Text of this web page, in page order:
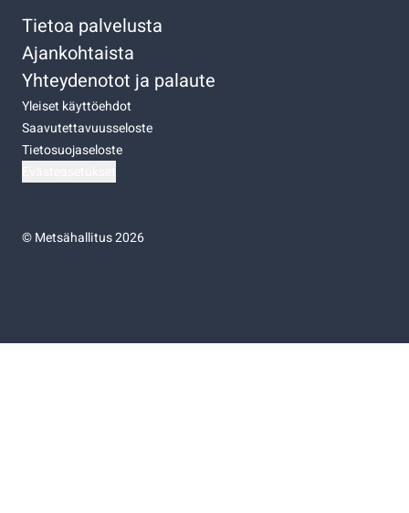
Tietoa palvelusta
Ajankohtaista
Yhteydenotot ja palaute
Yleiset käyttöehdot
Saavutettavuusseloste
Tietosuojaseloste
©Metsähallitus 2026